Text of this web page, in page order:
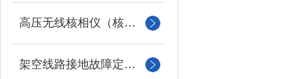
高压无线核相仪（核相器）
架空线路接地故障定位仪